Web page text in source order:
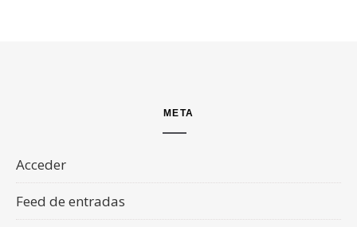
META
Acceder
Feed de entradas